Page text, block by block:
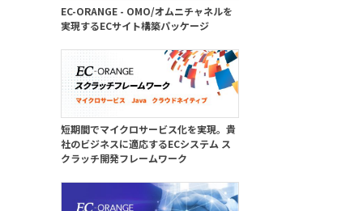
EC-ORANGE - OMO/オムニチャネルを
実現するECサイト構築パッケージ
短期間でマイクロサービス化を実現。貴
社のビジネスに適応するECシステム ス
クラッチ開発フレームワーク